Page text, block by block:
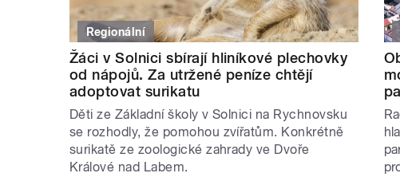
Regionální
Žáci v Solnici sbírají hliníkové plechovky
od nápojů. Za utržené peníze chtějí
adoptovat surikatu
Děti ze Základní školy v Solnici na Rychnovsku
se rozhodly, že pomohou zvířatům. Konkrétně
surikatě ze zoologické zahrady ve Dvoře
Králové nad Labem.